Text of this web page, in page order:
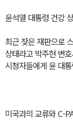
윤석열 대통령 건강
최근 잦은 재판으로
상태라고 박주현 변
시청자들에게 윤 대
미국과의 교류와 C-